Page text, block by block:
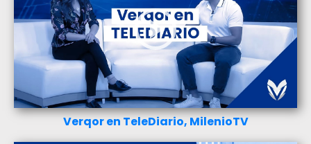
Verqor en TeleDiario, MilenioTV